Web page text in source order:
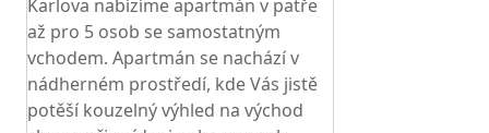
Karlova nabízíme apartmán v patře
až pro 5 osob se samostatným
vchodem. Apartmán se nachází v
nádherném prostředí, kde Vás jistě
potěší kouzelný výhled na východ